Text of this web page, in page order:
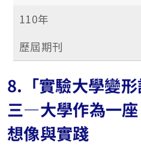
110年
歷屆期刊
8.「實驗大學變
三—大學作為一
想像與實踐